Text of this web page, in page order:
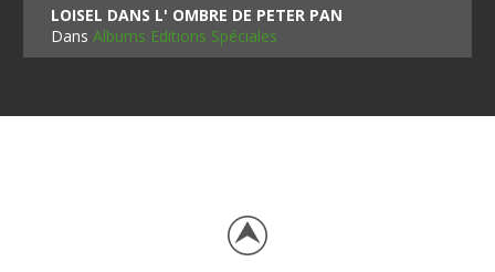
LOISEL DANS L' OMBRE DE PETER PAN
DansAlbums Editions Spéciales